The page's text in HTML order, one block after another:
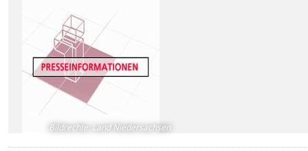
Bildrechte: Land Niedersachsen